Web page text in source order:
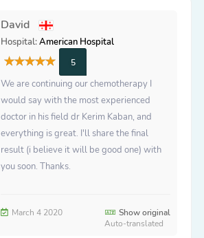
David
Hospital:American Hospital
5
We are continuing our chemotherapy I
would say with the most experienced
doctor in his field dr Kerim Kaban, and
everything is great. I'll share the final
result (i believe it will be good one) with
you soon. Thanks.
March 4 2020
Show original
Auto-translated